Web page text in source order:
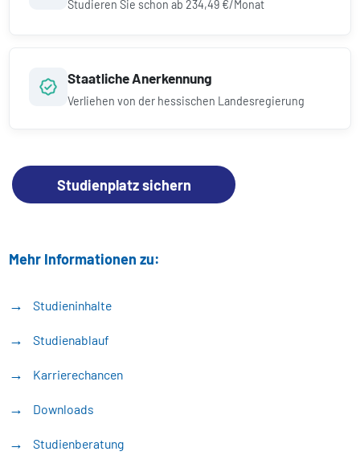
Studieren Sie schon ab234,49 €/Monat
Staatliche Anerkennung
Verliehen von der hessischen Landesregierung
Studienplatz sichern
Mehr Informationen zu:
Studieninhalte
Studienablauf
Karrierechancen
Downloads
Studienberatung